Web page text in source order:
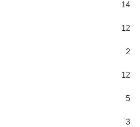
14
12
2
12
5
3